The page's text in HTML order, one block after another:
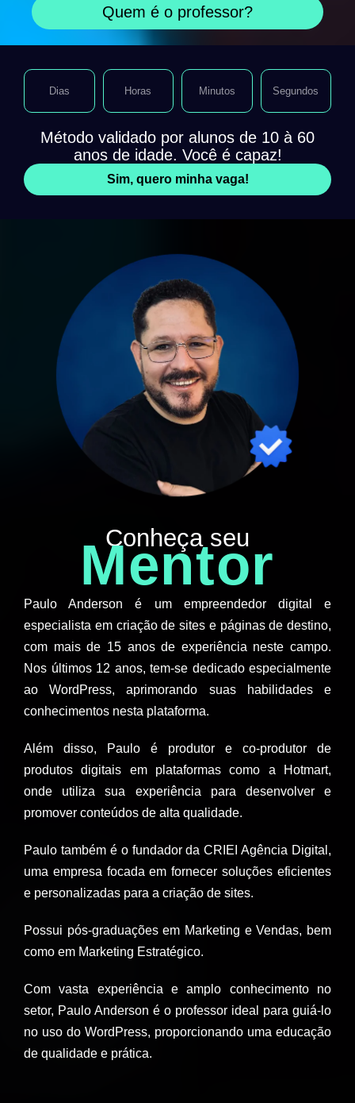
Quem é o professor?
Método validado por alunos de 10 à 60
anos de idade. Você é capaz!
Sim, quero minha vaga!
Dias Horas Minutos Segundos
Conheça seu
Mentor
Paulo Anderson é um empreendedor digital e
especialista em criação de sites e páginas de destino,
com mais de 15 anos de experiência neste campo.
Nos últimos 12 anos, tem-se dedicado especialmente
ao WordPress, aprimorando suas habilidades e
conhecimentos nesta plataforma.
Além disso, Paulo é produtor e co-produtor de
produtos digitais em plataformas como a Hotmart,
onde utiliza sua experiência para desenvolver e
promover conteúdos de alta qualidade.
Paulo também é o fundador da CRIEI Agência Digital,
uma empresa focada em fornecer soluções eficientes
e personalizadas para a criação de sites.
Possui pós-graduações em Marketing e Vendas, bem
como em Marketing Estratégico.
Com vasta experiência e amplo conhecimento no
setor, Paulo Anderson é o professor ideal para guiá-lo
no uso do WordPress, proporcionando uma educação
de qualidade e prática.